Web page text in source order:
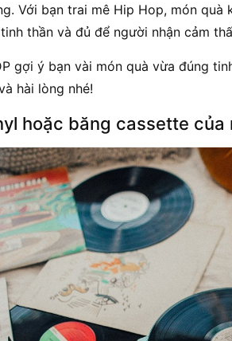
Với bạn trai mê Hip Hop, món
thần và đủ để người nhận cảm
gợi ý bạn vài món quà vừa đúng
hài lòng nhé!
hoặc băng cassette của